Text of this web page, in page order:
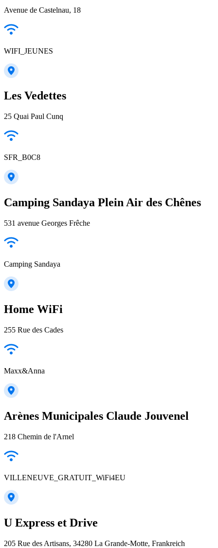
Avenue de Castelnau, 18
WIFI_JEUNES
Les Vedettes
25 Quai Paul Cunq
SFR_B0C8
Camping Sandaya Plein Air des Chênes
531 avenue Georges Frêche
Camping Sandaya
Home WiFi
255 Rue des Cades
Maxx&Anna
Arènes Municipales Claude Jouvenel
218 Chemin de l'Arnel
VILLENEUVE_GRATUIT_WiFi4EU
U Express et Drive
205 Rue des Artisans, 34280 La Grande-Motte, Frankreich